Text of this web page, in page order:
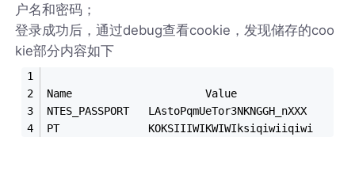
户名和密码；
登录成功后，通过debug查看cookie，发现储存的coo
kie部分内容如下
Name                     Value
NTES_PASSPORT
PT              KOKSIIIWIKWIWIksiqiwiiqiwi